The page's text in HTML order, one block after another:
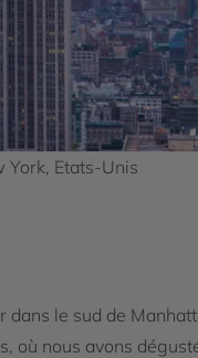
York, Etats-Unis
le sud de
où nous avons